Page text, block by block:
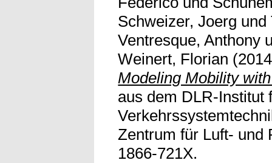
Schweizer, Joerg und
Ventresque, Anthony
Weinert, Florian
Modeling Mobility
aus dem DLR-Institut
Zentrum für Luft- und
1866-721X.